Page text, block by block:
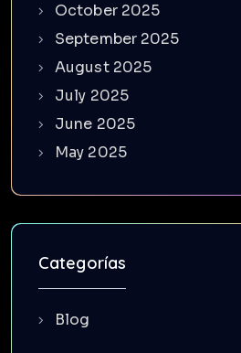
October 2025
September 2025
August 2025
July 2025
June 2025
May 2025
Categorías
Blog